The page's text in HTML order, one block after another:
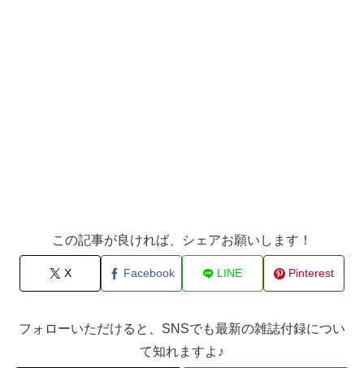
この記事が良ければ、シェアお願いします！
X Facebook LINE Pinterest
フォローいただけると、SNSでも最新の雑誌付録につい
て知れますよ♪